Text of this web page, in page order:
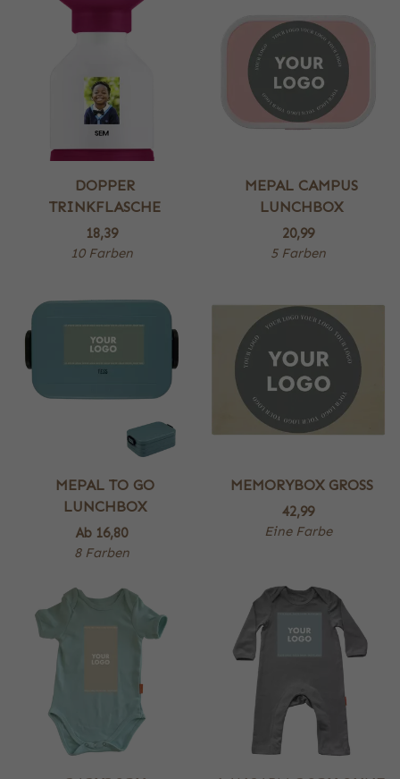
DOPPER
TRINKFLASCHE
18,39
10 Farben
MEPAL CAMPUS
LUNCHBOX
20,99
5 Farben
MEPAL TO GO
LUNCHBOX
Ab 16,80
8 Farben
MEMORYBOX GROSS
42,99
Eine Farbe